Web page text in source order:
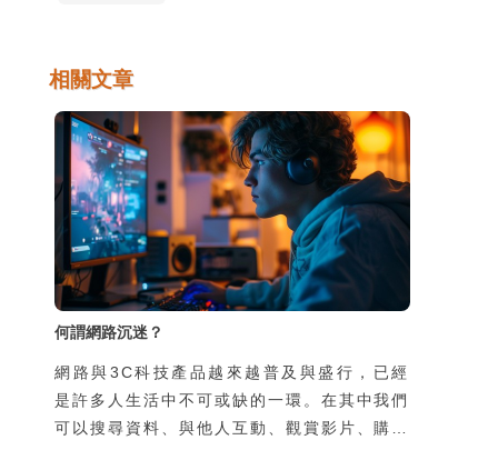
相關文章
何謂網路沉迷？
網路與3C科技產品越來越普及與盛行，已經
是許多人生活中不可或缺的一環。在其中我們
可以搜尋資料、與他人互動、觀賞影片、購物